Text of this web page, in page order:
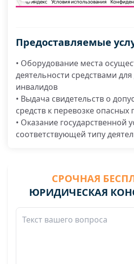
Предоставляемые
• Оборудование места
деятельности средствами для
инвалидов
• Выдача свидетельств о
средств к перевозке опасных
• Оказание государственной
соответствующей типу
СРОЧНАЯ
ЮРИДИЧЕСКАЯ